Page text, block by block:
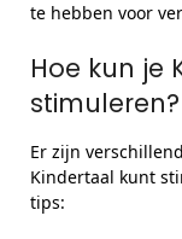
te hebben voor
Hoe kun je
stimuleren?
Er zijn
Kindertaal kunt
tips: